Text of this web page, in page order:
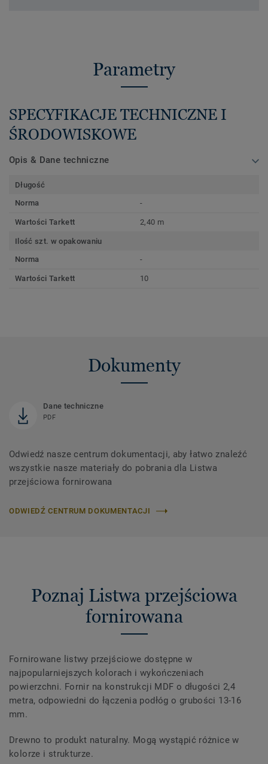
Parametry
SPECYFIKACJE TECHNICZNE I
ŚRODOWISKOWE
Opis & Dane techniczne
Długość
Norma
-
Wartości Tarkett 2,40 m
Ilość szt. w opakowaniu
Norma
-
Wartości Tarkett 10
Dokumenty
Dane techniczne
PDF
Odwiedź nasze centrum dokumentacji, aby łatwo znaleźć
wszystkie nasze materiały do ​​pobrania dla Listwa
przejściowa fornirowana
ODWIEDŹ CENTRUM DOKUMENTACJI
Poznaj Listwa przejściowa
fornirowana
Fornirowane listwy przejściowe dostępne w
najpopularniejszych kolorach i wykończeniach
powierzchni. Fornir na konstrukcji MDF o długości 2,4
metra, odpowiedni do łączenia podłóg o grubości 13-16
mm.
Drewno to produkt naturalny. Mogą wystąpić różnice w
kolorze i strukturze.